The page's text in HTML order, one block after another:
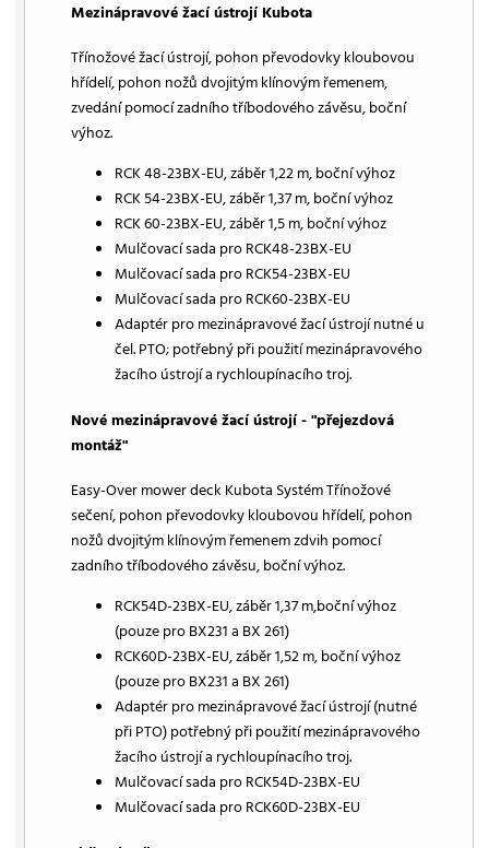
Mezinápravové žací ústrojí Kubota
Třínožové žací ústrojí, pohon převodovky kloubovou
hřídelí, pohon nožů dvojitým klínovým řemenem,
zvedání pomocí zadního tříbodového závěsu, boční
výhoz.
RCK 48-23BX-EU, záběr 1,22 m, boční výhoz
RCK 54-23BX-EU, záběr 1,37 m, boční výhoz
RCK 60-23BX-EU, záběr 1,5 m, boční výhoz
Mulčovací sada pro RCK48-23BX-EU
Mulčovací sada pro RCK54-23BX-EU
Mulčovací sada pro RCK60-23BX-EU
Adaptér pro mezinápravové žací ústrojí nutné u
čel. PTO; potřebný při použití mezinápravového
žacího ústrojí a rychloupínacího troj.
Nové mezinápravové žací ústrojí - "přejezdová
montáž"
Easy-Over mower deck Kubota Systém Třínožové
sečení, pohon převodovky kloubovou hřídelí, pohon
nožů dvojitým klínovým řemenem zdvih pomocí
zadního tříbodového závěsu, boční výhoz.
RCK54D-23BX-EU, záběr 1,37 m,boční výhoz
(pouze pro BX231 a BX 261)
RCK60D-23BX-EU, záběr 1,52 m, boční výhoz
(pouze pro BX231 a BX 261)
Adaptér pro mezinápravové žací ústrojí (nutné
při PTO) potřebný při použití mezinápravového
žacího ústrojí a rychloupínacího troj.
Mulčovací sada pro RCK54D-23BX-EU
Mulčovací sada pro RCK60D-23BX-EU